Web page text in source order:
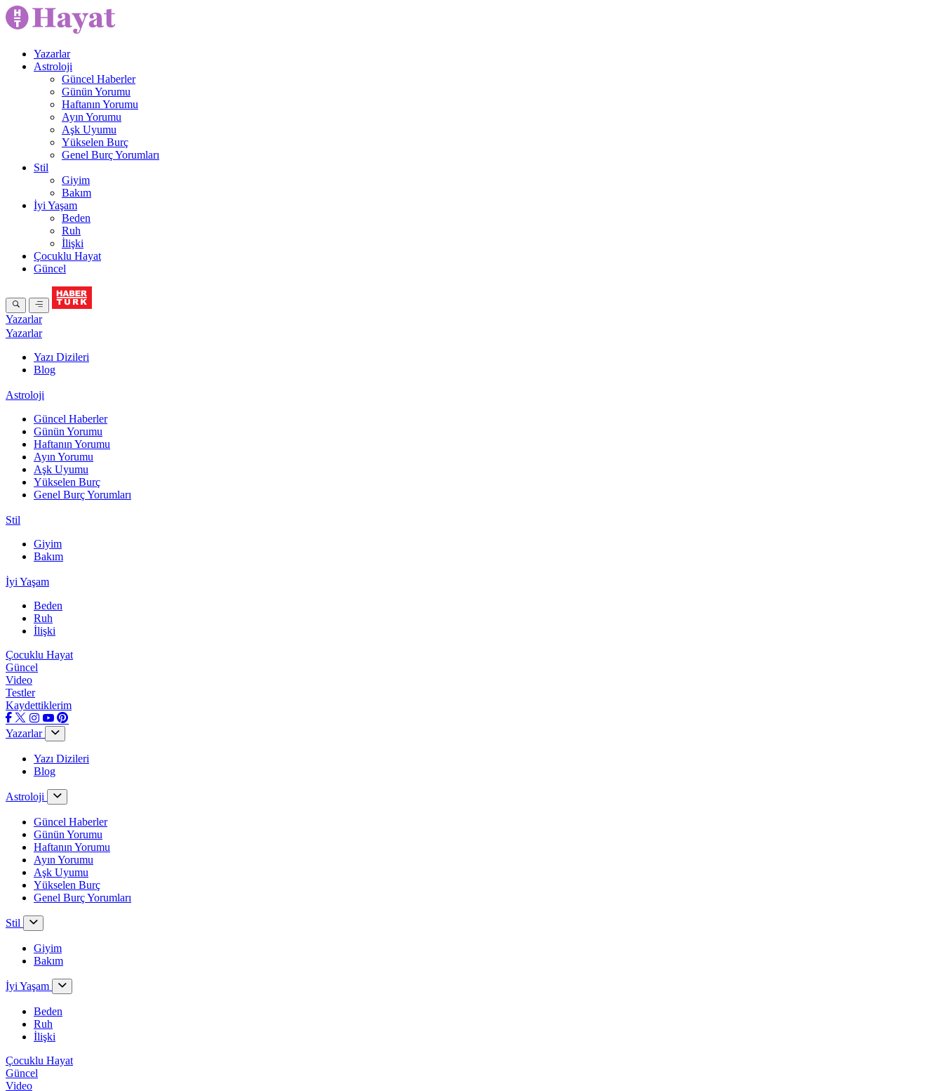
Yazarlar
Astroloji
Güncel Haberler
Günün Yorumu
Haftanın Yorumu
Ayın Yorumu
Aşk Uyumu
Yükselen Burç
Genel Burç Yorumları
Stil
Giyim
Bakım
İyi Yaşam
Beden
Ruh
İlişki
Çocuklu Hayat
Güncel
Yazarlar
Yazarlar
Yazı Dizileri
Blog
Astroloji
Güncel Haberler
Günün Yorumu
Haftanın Yorumu
Ayın Yorumu
Aşk Uyumu
Yükselen Burç
Genel Burç Yorumları
Stil
Giyim
Bakım
İyi Yaşam
Beden
Ruh
İlişki
Çocuklu Hayat
Güncel
Video
Testler
Kaydettiklerim
Yazarlar
Yazı Dizileri
Blog
Astroloji
Güncel Haberler
Günün Yorumu
Haftanın Yorumu
Ayın Yorumu
Aşk Uyumu
Yükselen Burç
Genel Burç Yorumları
Stil
Giyim
Bakım
İyi Yaşam
Beden
Ruh
İlişki
Çocuklu Hayat
Güncel
Video